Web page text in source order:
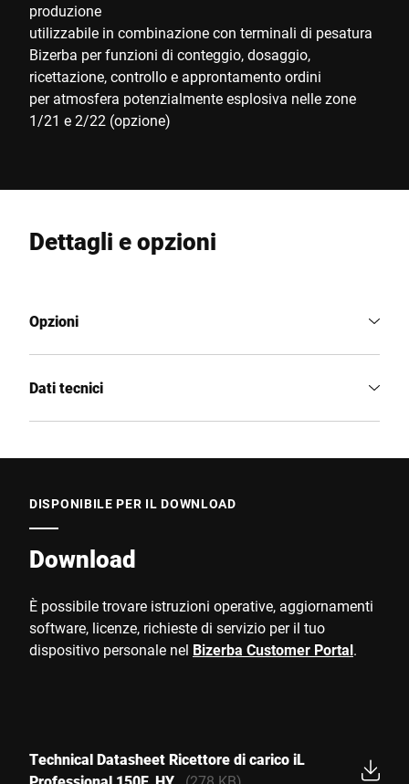
produzione
utilizzabile in combinazione con terminali di pesatura
Bizerba per funzioni di conteggio, dosaggio,
ricettazione, controllo e approntamento ordini
per atmosfera potenzialmente esplosiva nelle zone
1/21 e 2/22 (opzione)
Dettagli e opzioni
Opzioni
Dati tecnici
DISPONIBILE PER IL DOWNLOAD
Download
È possibile trovare istruzioni operative, aggiornamenti
software, licenze, richieste di servizio per il tuo
dispositivo personale nel Bizerba Customer Portal.
Technical Datasheet Ricettore di carico iL